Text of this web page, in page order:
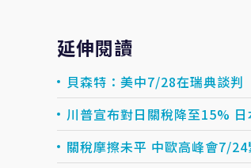
延伸閱讀
貝森特：美中7/28在瑞典談
川普宣布對日關稅降至15%
關稅摩擦未平 中歐高峰會7/